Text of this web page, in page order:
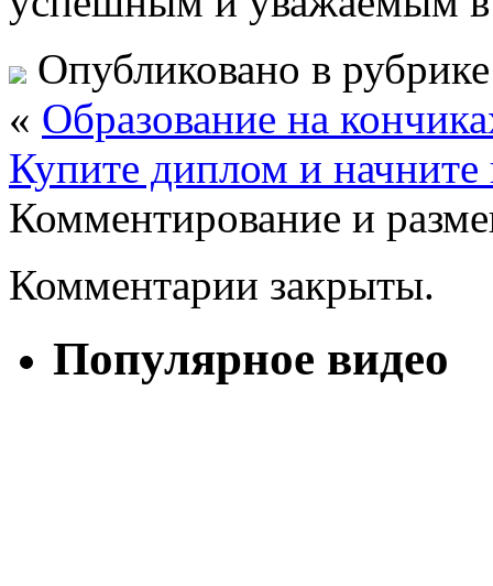
Опубликовано в
« Образование на
Купите диплом и
Комментирование и
Комментарии закрыты.
Популярное видео